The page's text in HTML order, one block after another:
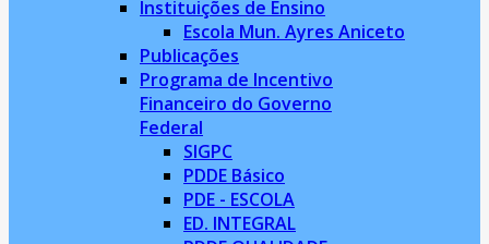
Instituições de Ensino
Escola Mun. Ayres Aniceto
Publicações
Programa de Incentivo
Financeiro do Governo
Federal
SIGPC
PDDE Básico
PDE - ESCOLA
ED. INTEGRAL